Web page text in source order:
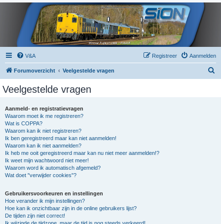
V&A Aanmelden
Registreer
Forumoverzicht Veelgestelde vragen
Veelgestelde vragen
Aanmeld- en registratievragen
Waarom moet ik me registreren?
Wat is COPPA?
Waarom kan ik niet registreren?
Ik ben geregistreerd maar kan niet aanmelden!
Waarom kan ik niet aanmelden?
Ik heb me ooit geregistreerd maar kan nu niet meer aanmelden!?
Ik weet mijn wachtwoord niet meer!
Waarom word ik automatisch afgemeld?
Wat doet "verwijder cookies"?
Gebruikersvoorkeuren en instellingen
Hoe verander ik mijn instellingen?
Hoe kan ik onzichtbaar zijn in de online gebruikers lijst?
De tijden zijn niet correct!
Ik wijzigde de tijdzone, maar de tijd is nog steeds verkeerd!